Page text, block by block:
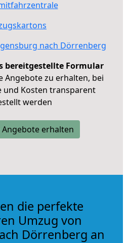
nach Dörrenberg
bereitgestellte Formular
Angebote zu erhalten, bei
und Kosten transparent
werden
Angebote erhalten
die perfekte
Umzug von
Dörrenberg an